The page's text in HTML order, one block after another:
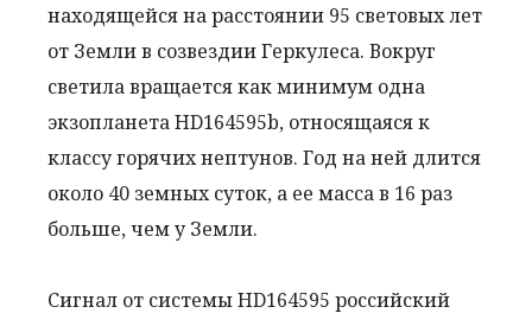
находящейся на расстоянии 95 световых лет
от Земли в созвездии Геркулеса. Вокруг
светила вращается как минимум одна
экзопланета HD164595b, относящаяся к
классу горячих нептунов. Год на ней длится
около 40 земных суток, а ее масса в 16 раз
больше, чем у Земли.
Сигнал от системы HD164595 российский